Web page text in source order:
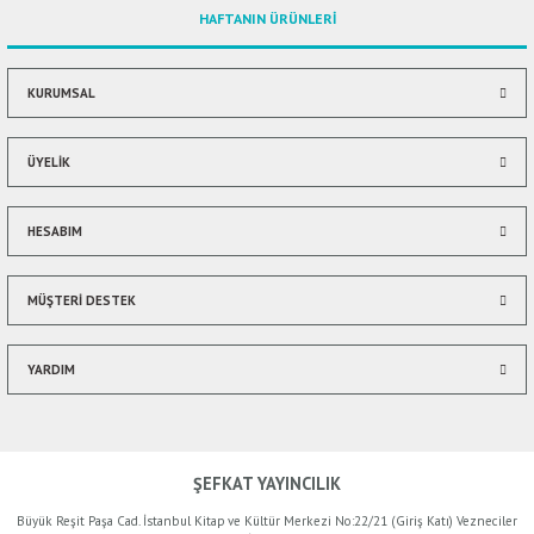
Ürün bilgilerinde hatalar bulunuyor.
Bu ürüne benzer farklı alternatifler olmalı.
HAFTANIN ÜRÜNLERİ
KURUMSAL
ÜYELİK
HESABIM
MÜŞTERİ DESTEK
YARDIM
ŞEFKAT YAYINCILIK
Büyük Reşit Paşa Cad. İstanbul Kitap ve Kültür Merkezi No:22/21 (Giriş Katı) Vezneciler